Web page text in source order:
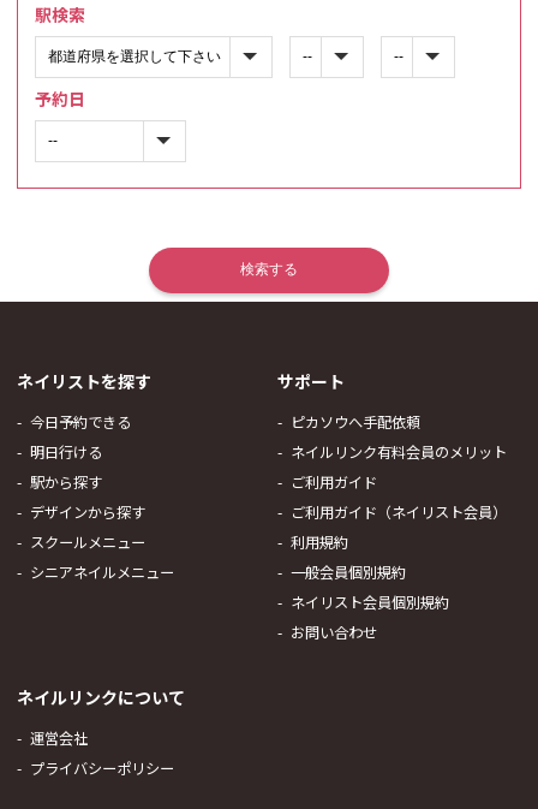
駅検索
予約日
ネイリストを探す
今日予約できる
明日行ける
駅から探す
デザインから探す
スクールメニュー
シニアネイルメニュー
サポート
ピカソウへ手配依頼
ネイルリンク有料会員のメリット
ご利用ガイド
ご利用ガイド（ネイリスト会員）
利用規約
一般会員個別規約
ネイリスト会員個別規約
お問い合わせ
ネイルリンクについて
運営会社
プライバシーポリシー